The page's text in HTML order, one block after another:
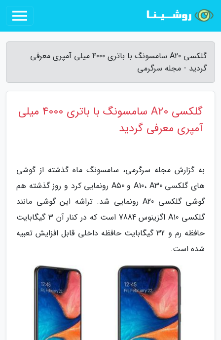
گلکسی A20 سامسونگ با باتری 4000 میلی آمپری معرفی
گردید - مجله سرگرمی
گلکسی A20 سامسونگ با باتری 4000 میلی
آمپری معرفی گردید
به گزارش مجله سرگرمی، سامسونگ ماه گذشته از گوشی
های گلکسی A10، A30 و A50 رونمایی کرد و روز گذشته هم
گوشی گلکسی A20 رونمایی شد. تراشه این گوشی مانند
گلکسی A10 اگزینوس 7884 است که در کنار آن 3 گیگابایت
حافظه رم و 32 گیگابایت حافظه داخلی قابل افزایش تعبیه
شده است.